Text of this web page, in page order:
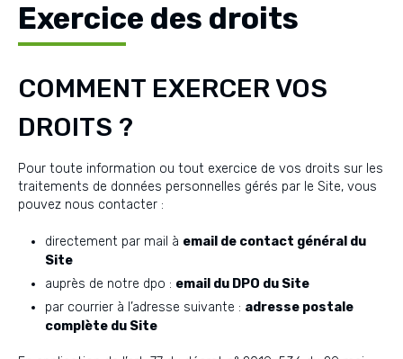
Exercice des droits
COMMENT EXERCER VOS
DROITS ?
Pour toute information ou tout exercice de vos droits sur les
traitements de données personnelles gérés par le Site, vous
pouvez nous contacter :
directement par mail à email de contact général du
Site
auprès de notre dpo : email du DPO du Site
par courrier à l’adresse suivante : adresse postale
complète du Site